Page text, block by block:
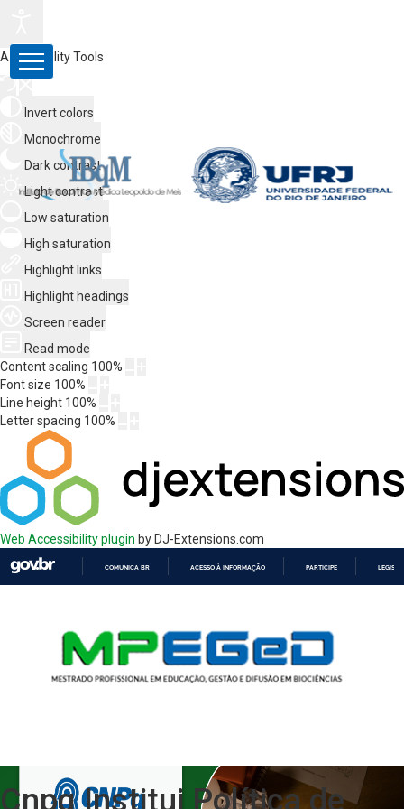
Accessibility Tools
Invert colors
Monochrome
Dark contrast
Light contrast
Low saturation
High saturation
Highlight links
Highlight headings
Screen reader
Read mode
Content scaling 100%
Font size 100%
Line height 100%
Letter spacing 100%
Web Accessibility plugin by DJ-Extensions.com
CONTEÚDO
COMUNICA BR ACESSO À INFORMAÇÃO PARTICIPE
Cnpq Institui Política de